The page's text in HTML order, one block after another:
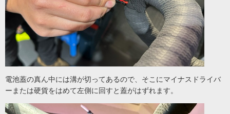
電池蓋の真ん中には溝が切ってあるので、そこにマイナスドライバ
ーまたは硬貨をはめて左側に回すと蓋がはずれます。